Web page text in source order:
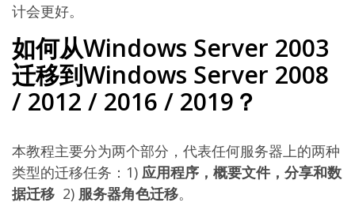
计会更好。
如何从Windows Server 2003
迁移到Windows Server 2008
/ 2012 / 2016 / 2019？
本教程主要分为两个部分，代表任何服务器上的两种
类型的迁移任务： 1) 应用程序，概要文件，分享和数
据迁移 2) 服务器角色迁移。